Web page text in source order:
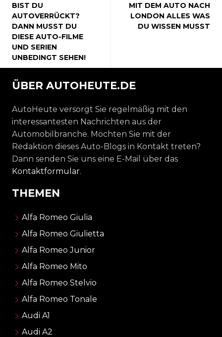
BIST DU
AUTOVERRÜCKT?
DANN MUSST DU
DIESE AUTO-FILME
UND SERIEN
UNBEDINGT SEHEN!
MIT DEM AUTO NACH
LONDON ALLES WAS
DU WISSEN MUSST
ÜBER AUTOHEUTE.DE
AutoHeute versorgt Sie regelmäßig mit den
interessantesten Nachrichten aus der
Automobilbranche. Möchten Sie mit der
Redaktion dieses Auto-Blogs in Kontakt treten?
Dann senden Sie uns eine E-Mail über das
Kontaktformular.
THEMEN
Alfa Romeo Giulia
Alfa Romeo Giulietta
Alfa Romeo Junior
Alfa Romeo Mito
Alfa Romeo Stelvio
Alfa Romeo Tonale
Audi A1
Audi A2